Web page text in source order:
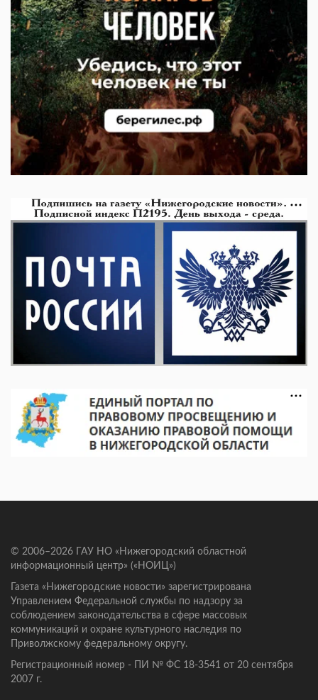
© 2006–2026 ГАУ НО «Нижегородский областной
информационный центр» («НОИЦ»)
Газета «Нижегородские новости» зарегистрирована
Управлением Федеральной службы по надзору за
соблюдением законодательства в сфере массовых
коммуникаций и охране культурного наследия по
Приволжскому федеральному округу.
Регистрационный номер - ПИ № ФС 18-3541 от 20 сентября
2007 г.